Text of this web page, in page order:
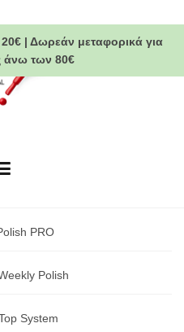
20€ | Δωρεάν μεταφορικά για
άνω των 80€
PRO
Polish
System